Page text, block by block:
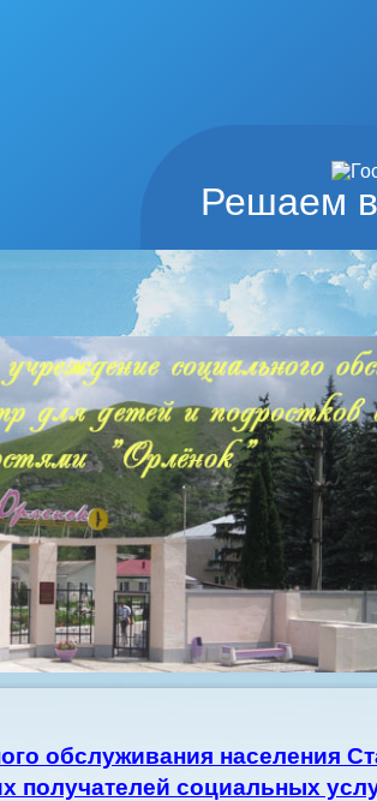
Решаем
обслуживания населения
социальных